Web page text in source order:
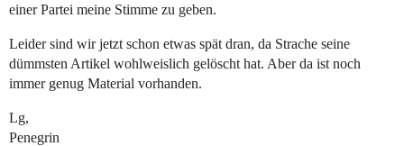
einer Partei meine Stimme zu geben.
Leider sind wir jetzt schon etwas spät dran, da Strache seine
dümmsten Artikel wohlweislich gelöscht hat. Aber da ist noch
immer genug Material vorhanden.
Lg,
Penegrin